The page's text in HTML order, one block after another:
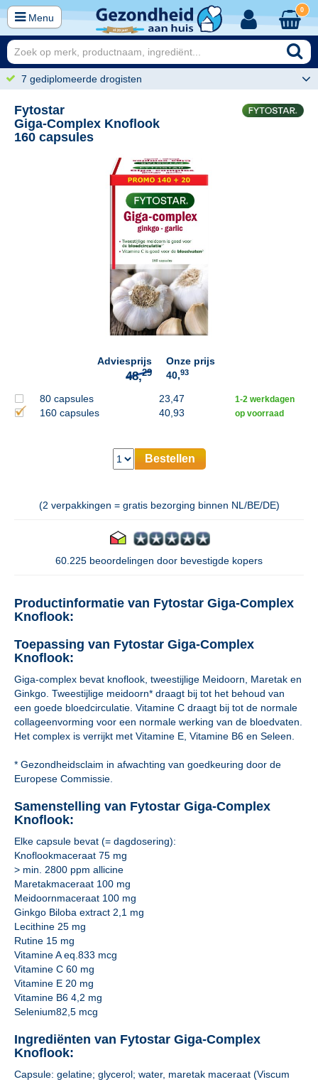
Menu
0
7 gediplomeerde drogisten
Fytostar
Giga-Complex Knoflook
160 capsules
Adviesprijs
48,29
Onze prijs
40,93
80 capsules 23,47 1-2 werkdagen
160 capsules 40,93 op voorraad
Bestellen
(2 verpakkingen = gratis bezorging binnen NL/BE/DE)
60.225 beoordelingen door bevestigde kopers
Productinformatie van Fytostar Giga-Complex
Knoflook:
Toepassing van Fytostar Giga-Complex
Knoflook:
Giga-complex bevat knoflook, tweestijlige Meidoorn, Maretak en
Ginkgo. Tweestijlige meidoorn* draagt bij tot het behoud van
een goede bloedcirculatie. Vitamine C draagt bij tot de normale
collageenvorming voor een normale werking van de bloedvaten.
Het complex is verrijkt met Vitamine E, Vitamine B6 en Seleen.
* Gezondheidsclaim in afwachting van goedkeuring door de
Europese Commissie.
Samenstelling van Fytostar Giga-Complex
Knoflook:
Elke capsule bevat (= dagdosering):
Knoflookmaceraat 75 mg
> min. 2800 ppm allicine
Maretakmaceraat 100 mg
Meidoornmaceraat 100 mg
Ginkgo Biloba extract 2,1 mg
Lecithine 25 mg
Rutine 15 mg
Vitamine A eq.833 mcg
Vitamine C 60 mg
Vitamine E 20 mg
Vitamine B6 4,2 mg
Selenium82,5 mcg
Ingrediënten van Fytostar Giga-Complex
Knoflook:
Capsule: gelatine; glycerol; water, maretak maceraat (Viscum